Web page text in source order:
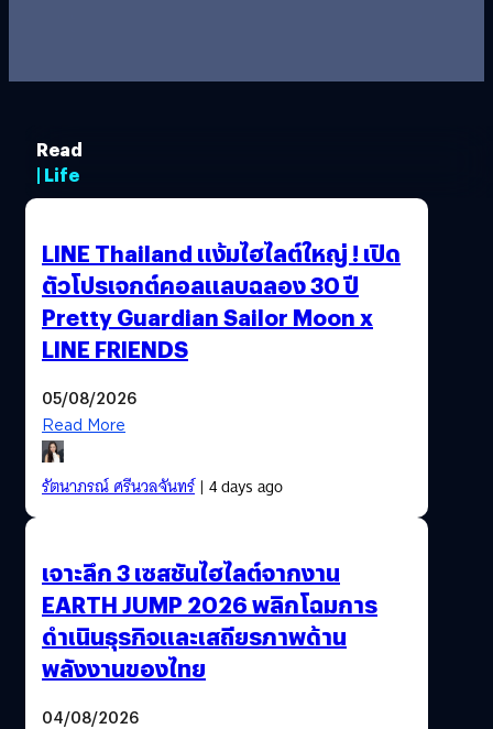
Read
| Life
LINE Thailand แง้มไฮไลต์ใหญ่ ! เปิด
ตัวโปรเจกต์คอลแลบฉลอง 30 ปี
Pretty Guardian Sailor Moon x
LINE FRIENDS
05/08/2026
Read More
รัตนาภรณ์ ศรีนวลจันทร์| 4 days ago
เจาะลึก 3 เซสชันไฮไลต์จากงาน
EARTH JUMP 2026 พลิกโฉมการ
ดำเนินธุรกิจและเสถียรภาพด้าน
พลังงานของไทย
04/08/2026